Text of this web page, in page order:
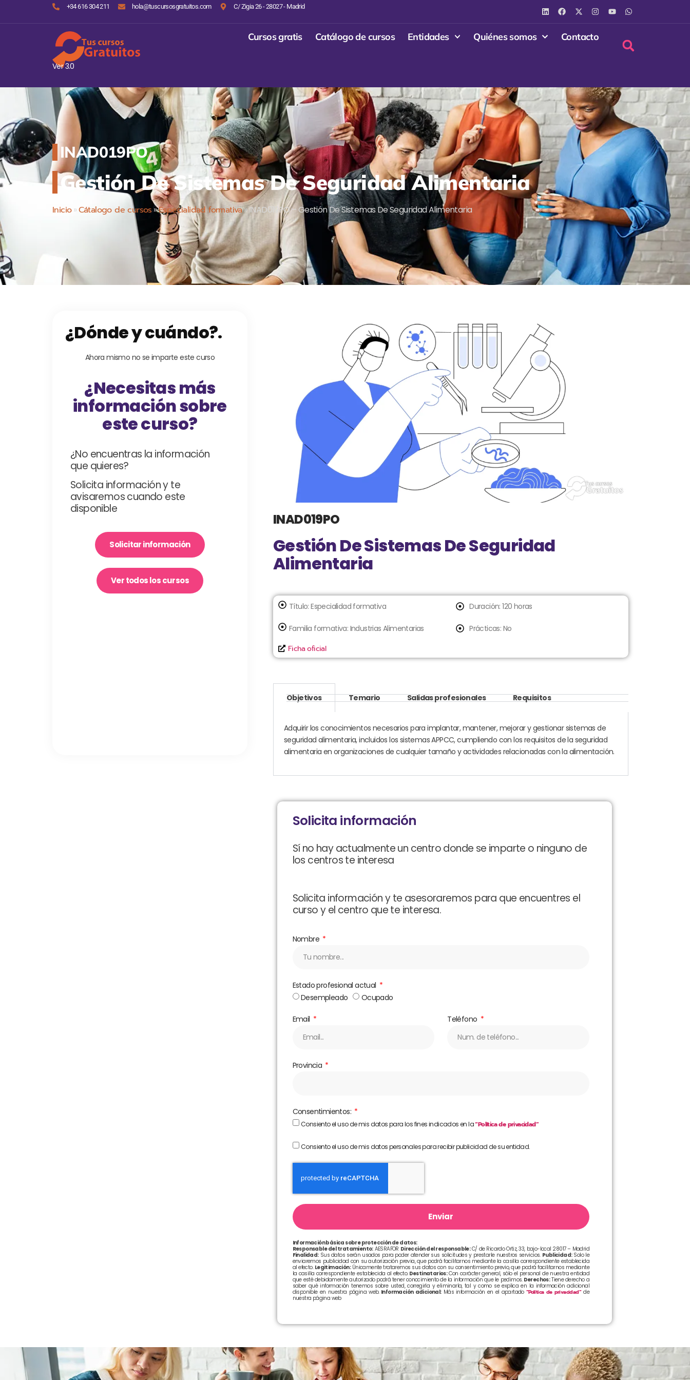
+34 616 304 211 hola@tuscursosgratuitos.com C/ Zigia 26 - 28027 - Madrid
Ver 3.0
Cursos gratis Catálogo de cursos Entidades Quiénes somos Contacto
INAD019PO
Gestión De Sistemas De Seguridad Alimentaria
Inicio»Cátalogo de cursos»Especialidad formativa»INAD019PO – Gestión De Sistemas De Seguridad Alimentaria
¿Dónde y cuándo?.
Ahora mismo no se imparte este curso
¿Necesitas más
información sobre
este curso?
¿No encuentras la información
que quieres?
Solicita información y te
avisaremos cuando este
disponible
Solicitar información
Ver todos los cursos
INAD019PO
Gestión De Sistemas De Seguridad
Alimentaria
Título:Especialidad formativa
Familia formativa: Industrias Alimentarias
Ficha oficial
Duración: 120 horas
Prácticas: No
Objetivos Temario Salidas profesionales Requisitos
Adquirir los conocimientos necesarios para implantar, mantener, mejorar y gestionar sistemas de
seguridad alimentaria, incluidos los sistemas APPCC, cumpliendo con los requisitos de la seguridad
alimentaria en organizaciones de cualquier tamaño y actividades relacionadas con la alimentación.
Solicita información
Sí no hay actualmente un centro donde se imparte o ninguno de
los centros te interesa
Solicita información y te asesoraremos para que encuentres el
curso y el centro que te interesa.
Nombre
Estado profesional actual
Desempleado
Ocupado
Email Teléfono
Provincia
Consentimientos:
Consiento el uso de mis datos para los fines indicados en la“Política de privacidad”
Consiento el uso de mis datos personales para recibir publicidad de su entidad.
Enviar
Información básica sobre protección de datos:
Responsable del tratamiento:AESRAFOR Dirección del responsable:C/ de Ricardo Ortiz, 33, bajo-local 28017 – Madrid
Finalidad:Sus datos serán usados para poder atender sus solicitudes y prestarle nuestros servicios. Publicidad:Solo le
enviaremos publicidad con su autorización previa, que podrá facilitarnos mediante la casilla correspondiente establecida
al efecto. Legitimación:Únicamente trataremos sus datos con su consentimiento previo, que podrá facilitarnos mediante
la casilla correspondiente establecida al efecto.Destinatarios:Con carácter general, sólo el personal de nuestra entidad
que esté debidamente autorizado podrá tener conocimiento de la información que le pedimos.Derechos:Tiene derecho a
saber qué información tenemos sobre usted, corregirla y eliminarla, tal y como se explica en la información adicional
disponible en nuestra página web.Información adicional:Más información en el apartado “Política de privacidad”de
nuestra página web